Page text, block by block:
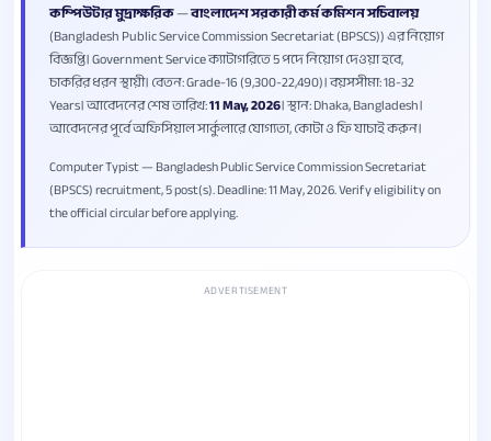
কম্পিউটার মুদ্রাক্ষরিক—বাংলাদেশ সরকারী কর্ম কমিশন সচিবালয়
(Bangladesh Public Service Commission Secretariat (BPSCS)) এর নিয়োগ
বিজ্ঞপ্তি। Government Service ক্যাটাগরিতে 5 পদে নিয়োগ দেওয়া হবে,
চাকরির ধরন স্থায়ী। বেতন: Grade-16 (9,300-22,490)। বয়সসীমা: 18-32
Years। আবেদনের শেষ তারিখ:11 May, 2026। স্থান: Dhaka, Bangladesh।
আবেদনের পূর্বে অফিসিয়াল সার্কুলারে যোগ্যতা, কোটা ও ফি যাচাই করুন।
Computer Typist — Bangladesh Public Service Commission Secretariat
(BPSCS) recruitment, 5 post(s). Deadline: 11 May, 2026. Verify eligibility on
the official circular before applying.
ADVERTISEMENT